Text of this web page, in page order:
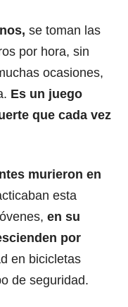
se toman las
por hora, sin
ocasiones,
Es un juego
que cada vez
murieron en
esta
en su
por
en bicicletas
de seguridad.